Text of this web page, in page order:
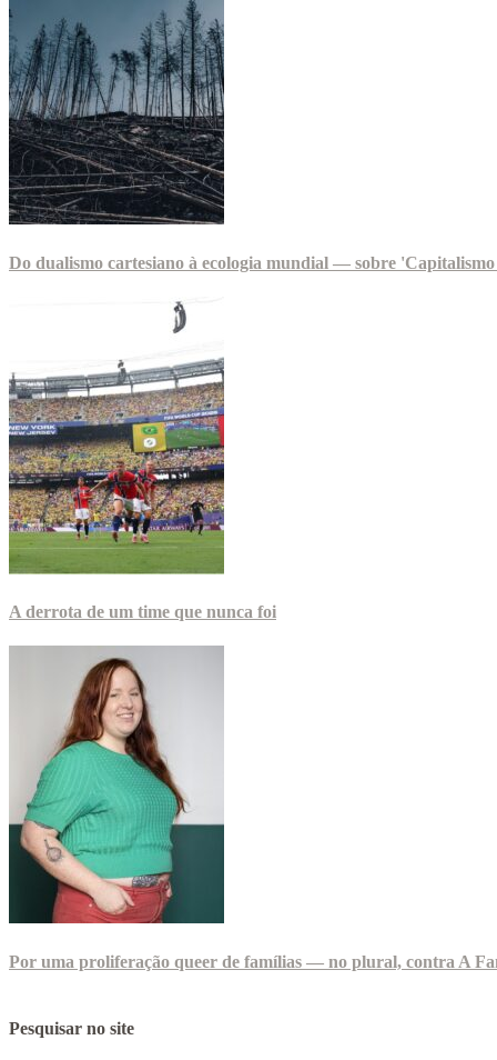
Do dualismo cartesiano à ecologia mundial — sobre
A derrota de um time que nunca foi
Por uma proliferação queer de famílias — no plural, contra A
Pesquisar no site